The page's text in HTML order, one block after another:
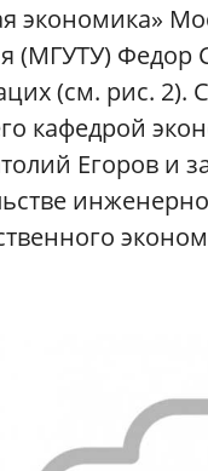
экономика»
(МГУТУ) Федор
(см. рис.
кафедрой
Егоров и